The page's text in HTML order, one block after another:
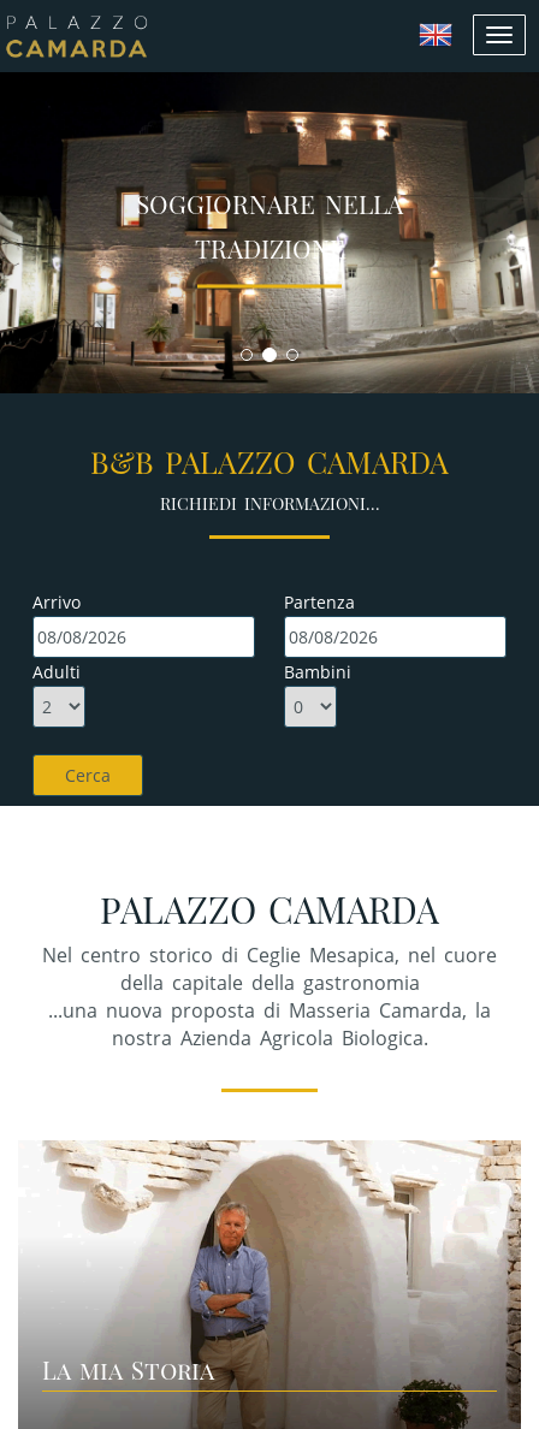
SOGGIORNARE NELLA
TRADIZIONE
B&B PALAZZO CAMARDA
RICHIEDI INFORMAZIONI...
Arrivo Partenza
Adulti Bambini
PALAZZO CAMARDA
Nel centro storico di Ceglie Mesapica, nel cuore
della capitale della gastronomia
...una nuova proposta di Masseria Camarda, la
nostra Azienda Agricola Biologica.
La mia Storia